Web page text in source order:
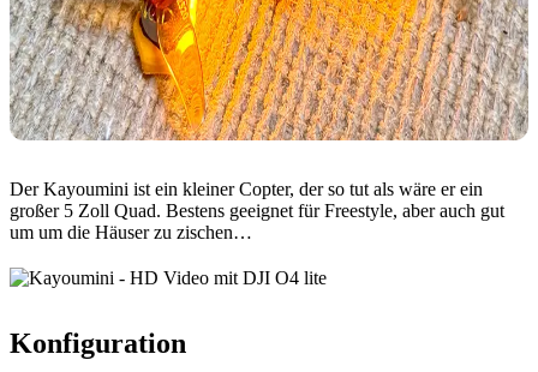
Der Kayoumini ist ein kleiner Copter, der so tut als wäre er ein
großer 5 Zoll Quad. Bestens geeignet für Freestyle, aber auch gut
um um die Häuser zu zischen…
Konfiguration